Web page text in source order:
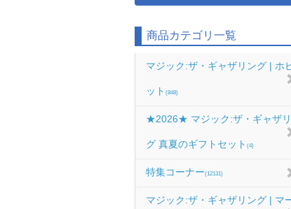
商品カテゴリ一覧
マジック:ザ・ギャザリング | ホ
ット (848)
★2026★ マジック:ザ・ギャザ
グ 真夏のギフトセット (4)
特集コーナー(12131)
マジック:ザ・ギャザリング | マ